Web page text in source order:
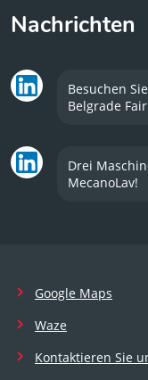
Nachrichten
Besuchen
Belgrade
Drei
MecanoLav!
Google Maps
Waze
Kontaktieren Sie